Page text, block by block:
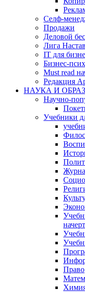
Селф-
Продажи
Деловой
Лига
IT для
Бизнес-
Must read
Редакция
НАУКА И
Научно-
Учебники
Право